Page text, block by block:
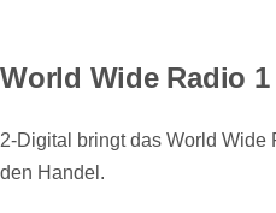
World Wide Radio 1
2-Digital bringt das World Wide
den Handel.